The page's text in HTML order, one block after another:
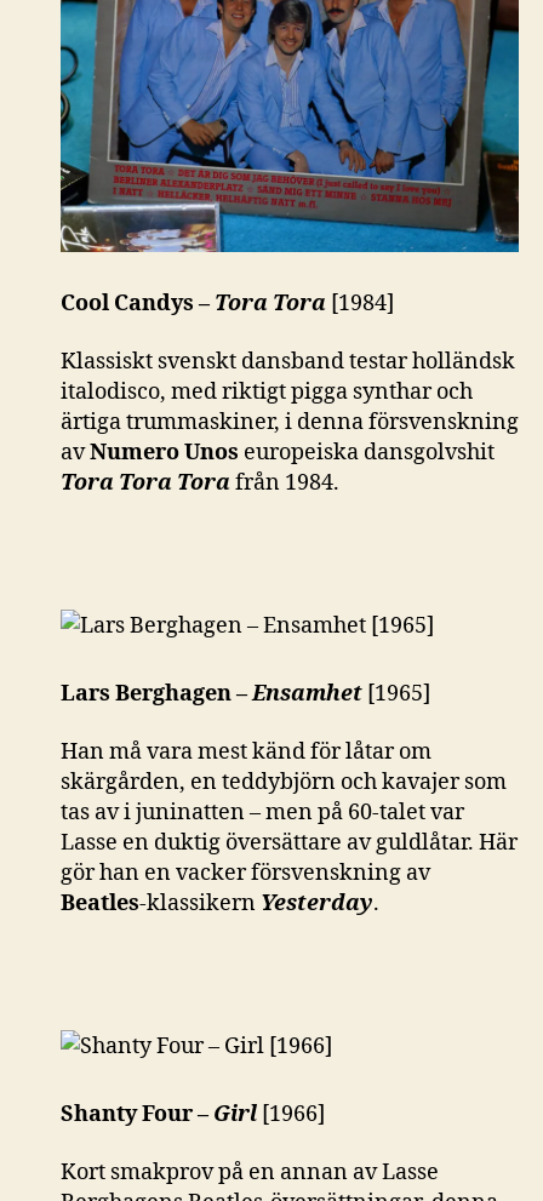
Cool Candys – Tora Tora [1984]
Klassiskt svenskt dansband testar holländsk
italodisco, med riktigt pigga synthar och
ärtiga trummaskiner, i denna försvenskning
avNumero Unos europeiska dansgolvshit
Tora Tora Tora från 1984.
Lars Berghagen –Ensamhet [1965]
Han må vara mest känd för låtar om
skärgården, en teddybjörn och kavajer som
tas av i juninatten – men på 60-talet var
Lasse en duktig översättare av guldlåtar. Här
gör han en vacker försvenskning av
Beatles-klassikern Yesterday.
Shanty Four – Girl [1966]
Kort smakprov på en annan av Lasse